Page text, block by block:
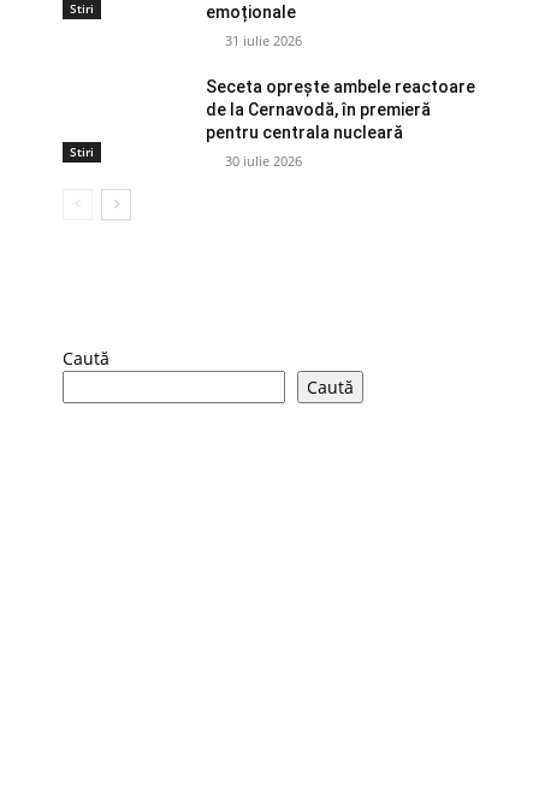
Stiri emoționale
31 iulie 2026
Stiri
Seceta oprește ambele reactoare
de la Cernavodă, în premieră
pentru centrala nucleară
30 iulie 2026
Caută
Caută